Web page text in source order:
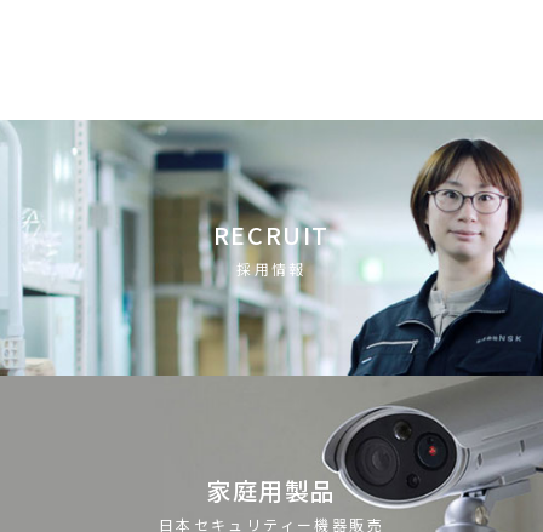
RECRUIT
採用情報
家庭用製品
日本セキュリティー機器販売